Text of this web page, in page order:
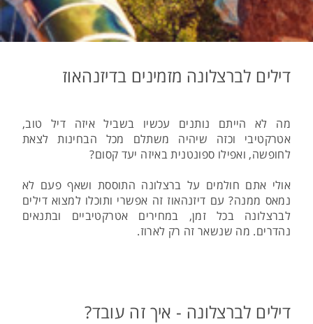
דילים לברצלונה מזמינים בדיזנהאוז
מה לא הייתם נותנים עכשיו בשביל איזה דיל טוב,
אטרקטיבי וכזה שיהיה משתלם מכל הבחינות לצאת
לחופשה, ואפילו ספונטנית באיזה יעד קסום?
אולי אתם חולמים על ברצלונה התוססת ושאף פעם לא
נמאס ממנה? עם דיזנהאוז זה אפשרי ותוכלו למצוא דילים
לברצלונה בכל זמן, במחירים אטרקטיביים ובתנאים
נהדרים. מה שנשאר זה רק לארוז.
דילים לברצלונה - איך זה עובד?